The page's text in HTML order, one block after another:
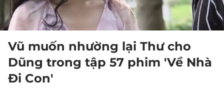
Vũ muốn nhường lại Thư cho
Dũng trong tập 57 phim 'Về Nhà
Đi Con'